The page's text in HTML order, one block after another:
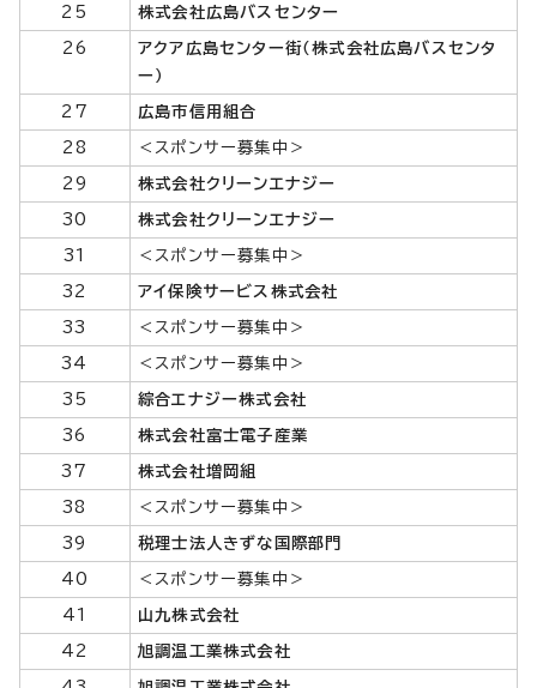
25 株式会社広島バスセンター
26
アクア広島センター街（株式会社広島バスセンタ
ー）
27 広島市信用組合
28 ＜スポンサー募集中＞
29 株式会社クリーンエナジー
30 株式会社クリーンエナジー
31 ＜スポンサー募集中＞
32 アイ保険サービス株式会社
33 ＜スポンサー募集中＞
34 ＜スポンサー募集中＞
35 綜合エナジー株式会社
36 株式会社富士電子産業
37 株式会社増岡組
38 ＜スポンサー募集中＞
39 税理士法人きずな国際部門
40 ＜スポンサー募集中＞
41 山九株式会社
42 旭調温工業株式会社